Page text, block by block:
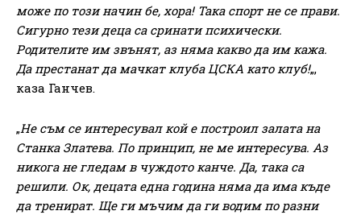
може по този начин бе, хора! Така спорт не се прави.
Сигурно тези деца са сринати психически.
Родителите им звънят, аз няма какво да им кажа.
Да престанат да мачкат клуба ЦСКА като клуб!„,
каза Ганчев.
„Не съм се интересувал кой е построил залата на
Станка Златева. По принцип, не ме интересува. Аз
никога не гледам в чуждото канче. Да, така са
решили. Ок, децата една година няма да има къде
да тренират. Ще ги мъчим да ги водим по разни